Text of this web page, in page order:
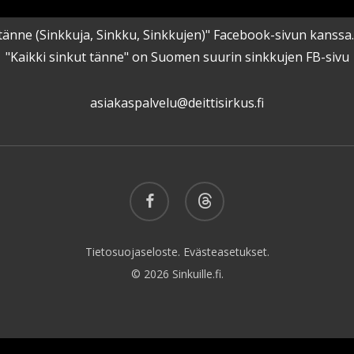
(Sinkkuja, Sinkku, Sinkkujen)" Facebook-sivun
"Kaikki sinkut tänne" on Suomen suurin sinkkujen FB-sivu
asiakaspalvelu@deittisirkus.fi
facebook threads
Tietosuojaseloste. Evästeasetukset.
© 2026 Sinkuille.fi.